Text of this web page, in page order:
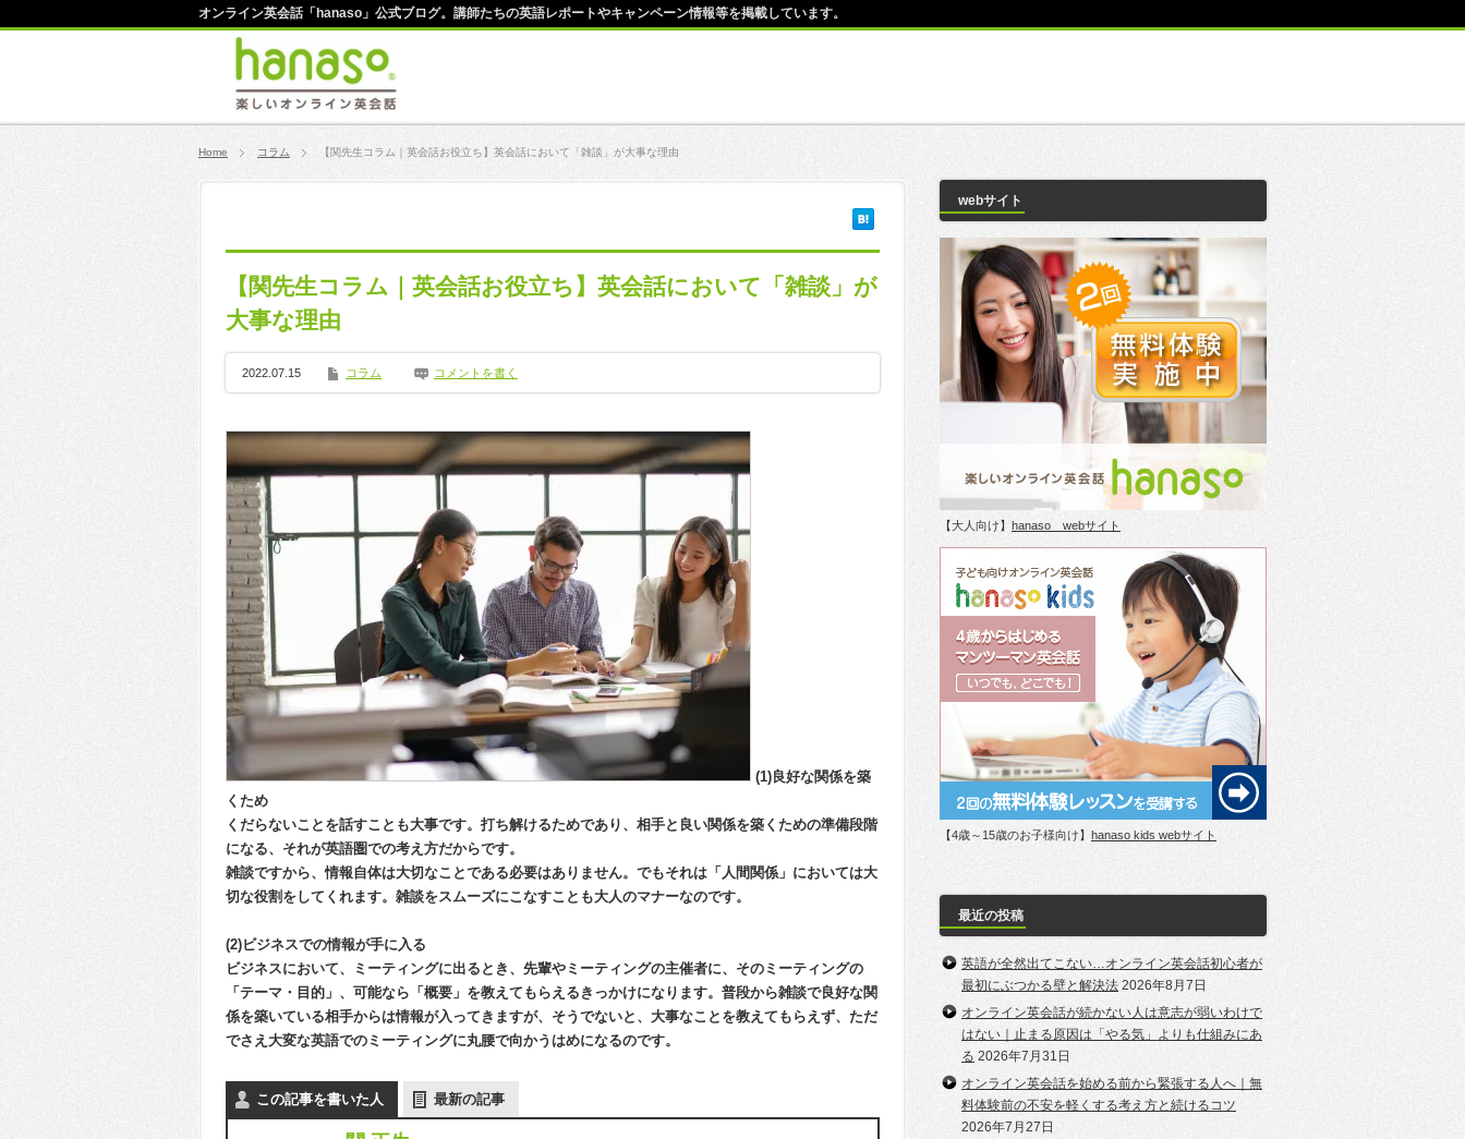
オンライン英会話「hanaso」公式ブログ。講師たちの英語レポートやキャンペーン情報等を掲載しています。
Home コラム 【関先生コラム｜英会話お役立ち】英会話において「雑談」が大事な理由
【関先生コラム｜英会話お役立ち】英会話において「雑談」が
大事な理由
2022.07.15 コラム コメントを書く
(1)良好な関係を築
くため
くだらないことを話すことも大事です。打ち解けるためであり、相手と良い関係を築くための準備段階
になる、それが英語圏での考え方だからです。
雑談ですから、情報自体は大切なことである必要はありません。でもそれは「人間関係」においては大
切な役割をしてくれます。雑談をスムーズにこなすことも大人のマナーなのです。
(2)ビジネスでの情報が手に入る
ビジネスにおいて、ミーティングに出るとき、先輩やミーティングの主催者に、そのミーティングの
「テーマ・目的」、可能なら「概要」を教えてもらえるきっかけになります。普段から雑談で良好な関
係を築いている相手からは情報が入ってきますが、そうでないと、大事なことを教えてもらえず、ただ
でさえ大変な英語でのミーティングに丸腰で向かうはめになるのです。
この記事を書いた人 最新の記事
webサイト
【大人向け】 hanaso webサイト
【4歳～15歳のお子様向け】 hanaso kids webサイト
最近の投稿
英語が全然出てこない…オンライン英会話初心者が
最初にぶつかる壁と解決法 2026年8月7日
オンライン英会話が続かない人は意志が弱いわけで
はない｜止まる原因は「やる気」よりも仕組みにあ
る 2026年7月31日
オンライン英会話を始める前から緊張する人へ｜無
料体験前の不安を軽くする考え方と続けるコツ
2026年7月27日